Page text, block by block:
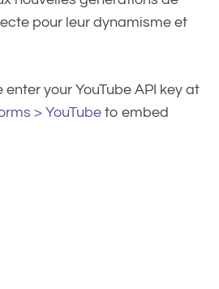
pour leur dynamisme et
enter your YouTube API key at
> YouTube to embed